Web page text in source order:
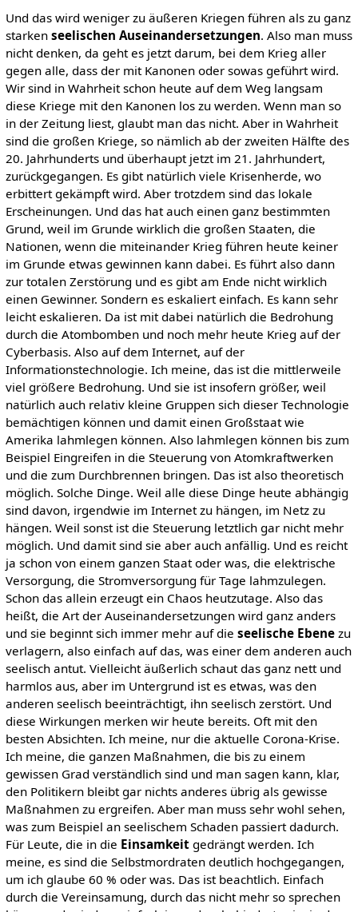
Und das wird weniger zu äußeren Kriegen führen als zu ganz
starken seelischen Auseinandersetzungen. Also man muss
nicht denken, da geht es jetzt darum, bei dem Krieg aller
gegen alle, dass der mit Kanonen oder sowas geführt wird.
Wir sind in Wahrheit schon heute auf dem Weg langsam
diese Kriege mit den Kanonen los zu werden. Wenn man so
in der Zeitung liest, glaubt man das nicht. Aber in Wahrheit
sind die großen Kriege, so nämlich ab der zweiten Hälfte des
20. Jahrhunderts und überhaupt jetzt im 21. Jahrhundert,
zurückgegangen. Es gibt natürlich viele Krisenherde, wo
erbittert gekämpft wird. Aber trotzdem sind das lokale
Erscheinungen. Und das hat auch einen ganz bestimmten
Grund, weil im Grunde wirklich die großen Staaten, die
Nationen, wenn die miteinander Krieg führen heute keiner
im Grunde etwas gewinnen kann dabei. Es führt also dann
zur totalen Zerstörung und es gibt am Ende nicht wirklich
einen Gewinner. Sondern es eskaliert einfach. Es kann sehr
leicht eskalieren. Da ist mit dabei natürlich die Bedrohung
durch die Atombomben und noch mehr heute Krieg auf der
Cyberbasis. Also auf dem Internet, auf der
Informationstechnologie. Ich meine, das ist die mittlerweile
viel größere Bedrohung. Und sie ist insofern größer, weil
natürlich auch relativ kleine Gruppen sich dieser Technologie
bemächtigen können und damit einen Großstaat wie
Amerika lahmlegen können. Also lahmlegen können bis zum
Beispiel Eingreifen in die Steuerung von Atomkraftwerken
und die zum Durchbrennen bringen. Das ist also theoretisch
möglich. Solche Dinge. Weil alle diese Dinge heute abhängig
sind davon, irgendwie im Internet zu hängen, im Netz zu
hängen. Weil sonst ist die Steuerung letztlich gar nicht mehr
möglich. Und damit sind sie aber auch anfällig. Und es reicht
ja schon von einem ganzen Staat oder was, die elektrische
Versorgung, die Stromversorgung für Tage lahmzulegen.
Schon das allein erzeugt ein Chaos heutzutage. Also das
heißt, die Art der Auseinandersetzungen wird ganz anders
und sie beginnt sich immer mehr auf die seelische Ebenezu
verlagern, also einfach auf das, was einer dem anderen auch
seelisch antut. Vielleicht äußerlich schaut das ganz nett und
harmlos aus, aber im Untergrund ist es etwas, was den
anderen seelisch beeinträchtigt, ihn seelisch zerstört. Und
diese Wirkungen merken wir heute bereits. Oft mit den
besten Absichten. Ich meine, nur die aktuelle Corona-Krise.
Ich meine, die ganzen Maßnahmen, die bis zu einem
gewissen Grad verständlich sind und man sagen kann, klar,
den Politikern bleibt gar nichts anderes übrig als gewisse
Maßnahmen zu ergreifen. Aber man muss sehr wohl sehen,
was zum Beispiel an seelischem Schaden passiert dadurch.
Für Leute, die in die Einsamkeitgedrängt werden. Ich
meine, es sind die Selbstmordraten deutlich hochgegangen,
um ich glaube 60 % oder was. Das ist beachtlich. Einfach
durch die Vereinsamung, durch das nicht mehr so sprechen